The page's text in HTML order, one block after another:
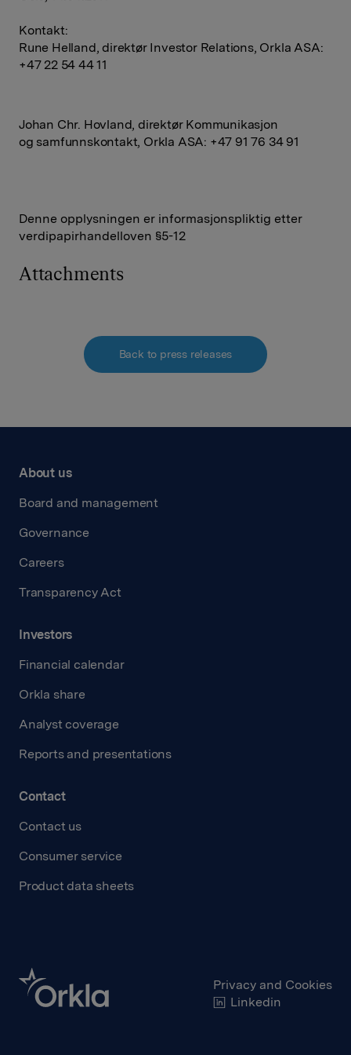
Kontakt:
Rune Helland, direktør Investor Relations, Orkla ASA:
+47 22 54 44 11
Johan Chr. Hovland, direktør Kommunikasjon
og samfunnskontakt, Orkla ASA: +47 91 76 34 91
Denne opplysningen er informasjonspliktig etter
verdipapirhandelloven §5-12
Attachments
Back to press releases
About us
Board and management
Governance
Careers
Transparency Act
Investors
Financial calendar
Orkla share
Analyst coverage
Reports and presentations
Contact
Contact us
Consumer service
Product data sheets
Privacy and Cookies
Linkedin